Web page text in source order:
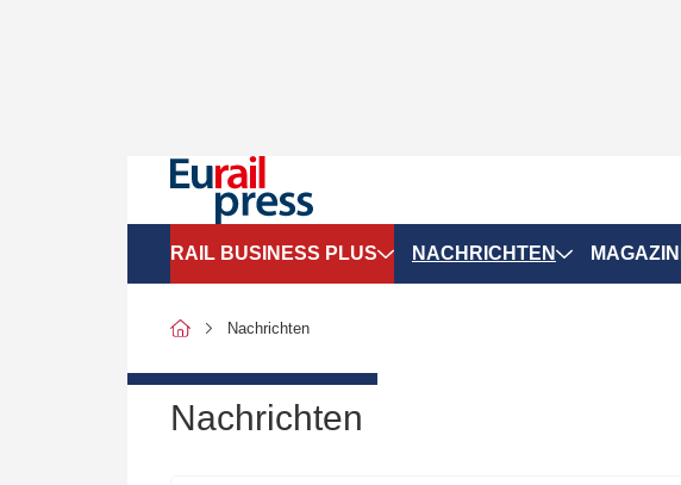
RAIL BUSINESS PLUS
SPNV-Marktdaten
NACHRICHTEN
Nachrichten
Nachrichten